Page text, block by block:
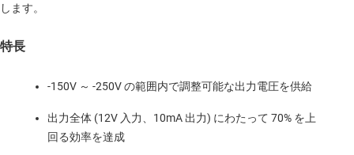
します。
特長
-150V ～ -250V の範囲内で調整可能な出力電圧を供給
出力全体 (12V 入力、10mA 出力) にわたって 70% を上
回る効率を達成